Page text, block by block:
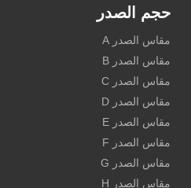
حجم الصدر
مقاس الصدر A
مقاس الصدر B
مقاس الصدر C
مقاس الصدر D
مقاس الصدر E
مقاس الصدر F
مقاس الصدر G
مقاس الصدر H